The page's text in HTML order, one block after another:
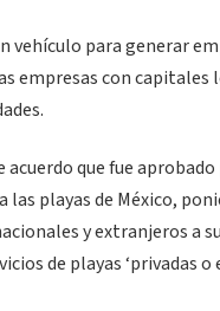
vehículo para generar
empresas con
que fue
playas de México,
y extranjeros a
de playas ‘privadas o